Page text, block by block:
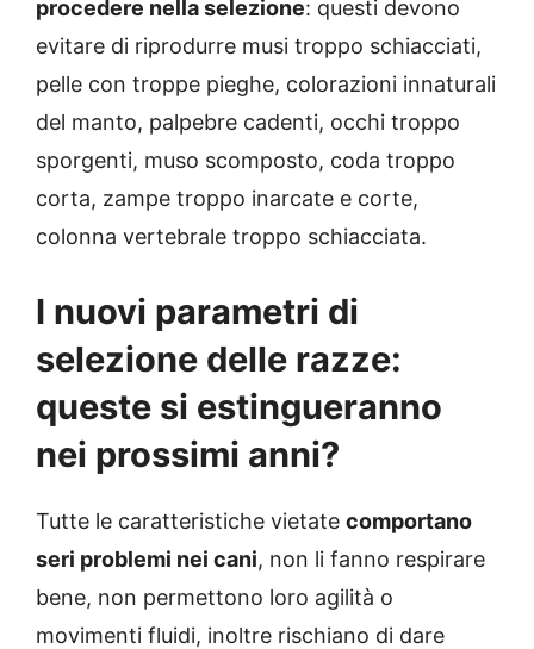
procedere nella selezione: questi devono
evitare di riprodurre musi troppo schiacciati,
pelle con troppe pieghe, colorazioni innaturali
del manto, palpebre cadenti, occhi troppo
sporgenti, muso scomposto, coda troppo
corta, zampe troppo inarcate e corte,
colonna vertebrale troppo schiacciata.
I nuovi parametri di
selezione delle razze:
queste si estingueranno
nei prossimi anni?
Tutte le caratteristiche vietate comportano
seri problemi nei cani, non li fanno respirare
bene, non permettono loro agilità o
movimenti fluidi, inoltre rischiano di dare